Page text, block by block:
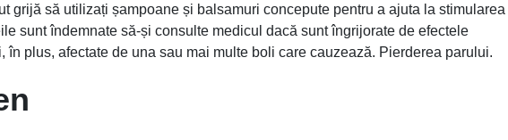
grijă să utilizați șampoane și balsamuri concepute pentru a ajuta la stimularea
sunt îndemnate să-și consulte medicul dacă sunt îngrijorate de efectele
în plus, afectate de una sau mai multe boli care cauzează. Pierderea parului.